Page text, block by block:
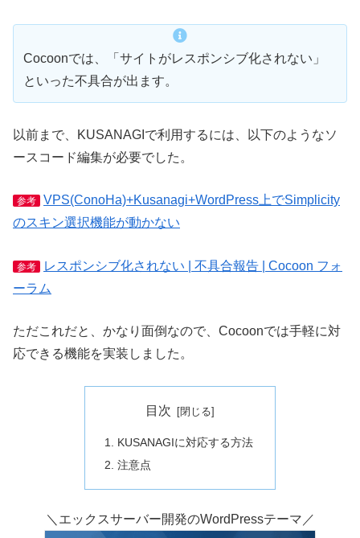
Cocoonでは、「サイトがレスポンシブ化されない」
といった不具合が出ます。
以前まで、KUSANAGIで利用するには、以下のようなソ
ースコード編集が必要でした。
参考
VPS(ConoHa)+Kusanagi+WordPress上でSimplicity
のスキン選択機能が動かない
参考
レスポンシブ化されない | 不具合報告 | Cocoon フォ
ーラム
ただこれだと、かなり面倒なので、Cocoonでは手軽に対
応できる機能を実装しました。
目次
KUSANAGIに対応する方法
注意点
＼エックスサーバー開発のWordPressテーマ／